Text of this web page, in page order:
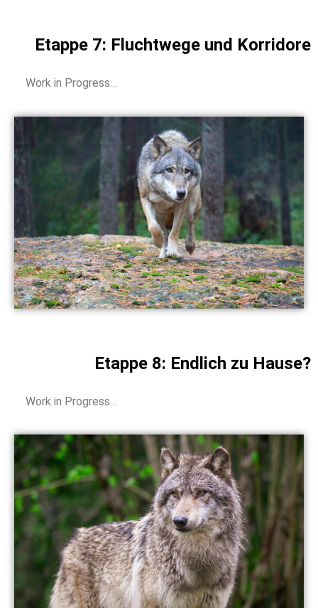
Etappe 7: Fluchtwege und Korridore
Work in Progress…
Etappe 8: Endlich zu Hause?
Work in Progress…